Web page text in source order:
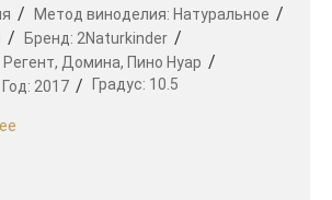
Метод виноделия: Натуральное
Бренд: 2Naturkinder
Регент, Домина, Пино Нуар
Год: 2017 Градус: 10.5